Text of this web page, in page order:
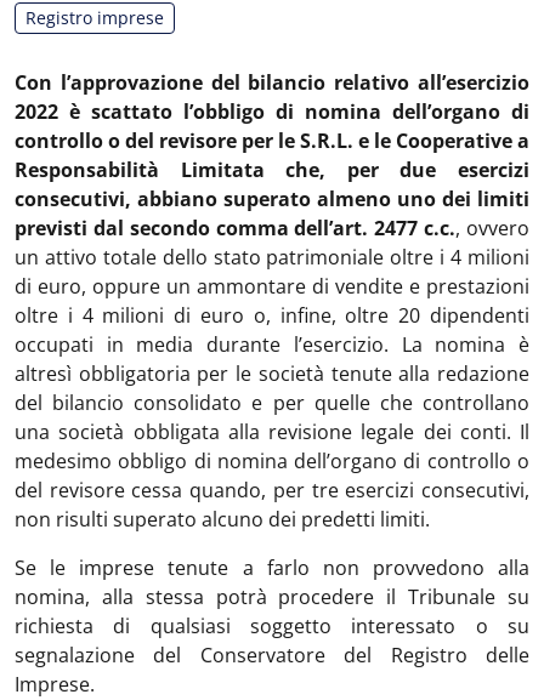
Registro imprese
Con l’approvazione del bilancio relativo all’esercizio
2022 è scattato l’obbligo di nomina dell’organo di
controllo o del revisore per le S.R.L. e le Cooperative a
Responsabilità Limitata che, per due esercizi
consecutivi, abbiano superato almeno uno dei limiti
previsti dal secondo comma dell’art. 2477 c.c., ovvero
un attivo totale dello stato patrimoniale oltre i 4 milioni
di euro, oppure un ammontare di vendite e prestazioni
oltre i 4 milioni di euro o, infine, oltre 20 dipendenti
occupati in media durante l’esercizio. La nomina è
altresì obbligatoria per le società tenute alla redazione
del bilancio consolidato e per quelle che controllano
una società obbligata alla revisione legale dei conti. Il
medesimo obbligo di nomina dell’organo di controllo o
del revisore cessa quando, per tre esercizi consecutivi,
non risulti superato alcuno dei predetti limiti.
Se le imprese tenute a farlo non provvedono alla
nomina, alla stessa potrà procedere il Tribunale su
richiesta di qualsiasi soggetto interessato o su
segnalazione del Conservatore del Registro delle
Imprese.